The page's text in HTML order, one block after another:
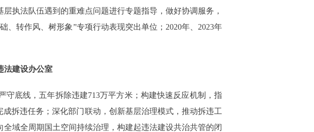
执法队伍遇到的重难点问题进行专题指导，做好协调服务，
转作风、树形象”专项行动表现突出单位；2020年、2023年
法建设办公室
底线，五年拆除违建713万平方米；构建快速反应机制，指
拆违任务；深化部门联动，创新基层治理模式，推动拆违工
域全周期国土空间持续治理，构建起违法建设共治共管的闭